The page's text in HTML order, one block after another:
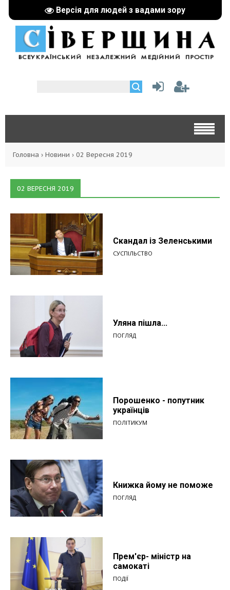
Версія для людей з вадами зору
Головна › Новини › 02 Вересня 2019
02 ВЕРЕСНЯ 2019
Скандал із Зеленськими
СУСПІЛЬСТВО
Уляна пішла...
ПОГЛЯД
Порошенко - попутник
українців
ПОЛІТИКУМ
Книжка йому не поможе
ПОГЛЯД
Прем'єр- міністр на
самокаті
ПОДІЇ